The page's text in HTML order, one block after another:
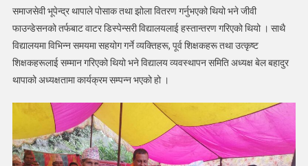
समाजसेवी भूपेन्द्र थापाले पोसाक तथा झोला वितरण गर्नुभएको थियो भने जीवी
फाउन्डेसनको तर्फबाट वाटर डिस्पेन्सरी विद्यालयलाई हस्तान्तरण गरिएको थियो । साथै
विद्यालयमा विभिन्न समयमा सहयोग गर्ने व्यक्तिहरू, पूर्व शिक्षकहरू तथा उत्कृष्ट
शिक्षकहरूलाई सम्मान गरिएको थियो भने विद्यालय व्यवस्थापन समिति अध्यक्ष बेल बहादुर
थापाको अध्यक्षतामा कार्यक्रम सम्पन्न भएको हो ।